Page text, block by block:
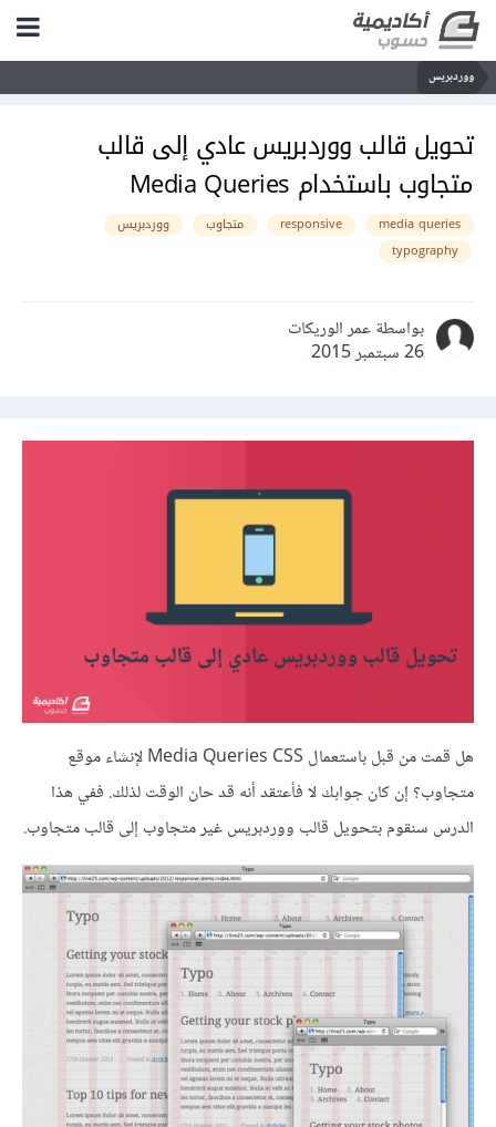
ووردبريس
تحويل قالب ووردبريس عادي إلى قالب
متجاوب باستخدام Media Queries
media queries
responsive متجاوب
ووردبريس
typography
بواسطة عمر الوريكات
26 سبتمبر 2015
هل قمت من قبل باستعمال Media Queries CSS لإنشاء موقع
متجاوب؟ إن كان جوابك لا فأعتقد أنه قد حان الوقت لذلك. ففي هذا
الدرس سنقوم بتحويل قالب ووردبريس غير متجاوب إلى قالب متجاوب.